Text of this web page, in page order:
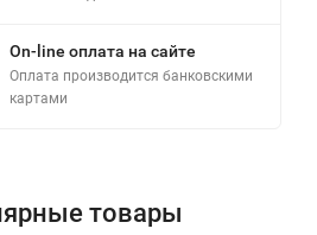
On-line оплата на сайте
Оплата производится банковскими
картами
товары